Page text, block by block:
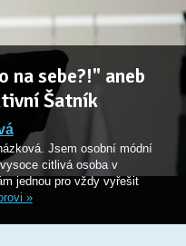
na sebe?!" aneb
Šatník
Jsem osobní módní
citlivá osoba v
jednou pro vždy vyřešit
»